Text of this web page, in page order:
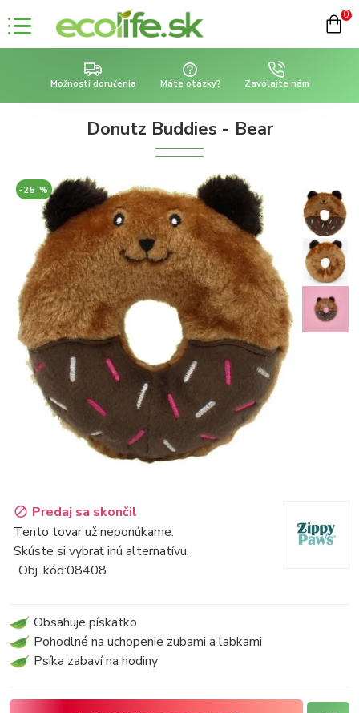
0
Možnosti doručenia Máte otázky? Zavolajte nám
Donutz Buddies - Bear
-25 %
Predaj sa skončil
Tento tovar už neponúkame.
Skúste si vybrať inú alternatívu.
Obj. kód:08408
Obsahuje pískatko
Pohodlné na uchopenie zubami a labkami
Psíka zabaví na hodiny